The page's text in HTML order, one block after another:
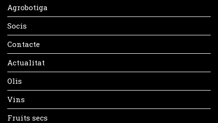
Agrobotiga
Socis
Contacte
Actualitat
Olis
Vins
Fruits secs